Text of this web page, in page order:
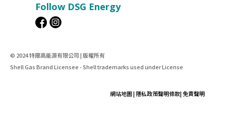
Follow DSG Energy
© 2024 特爾高能源有限公司 | 版權所有
Shell Gas Brand Licensee - Shell trademarks used under License
網站地圖| 隱私政策聲明條款| 免責聲明